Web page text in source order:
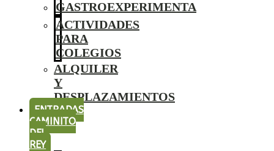
GASTROEXPERIMENTA
ACTIVIDADES
PARA
COLEGIOS
ALQUILER
Y
DESPLAZAMIENTOS
ENTRADAS
CAMINITO
DEL
REY